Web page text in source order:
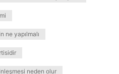
ne yapılmalı
neden olur